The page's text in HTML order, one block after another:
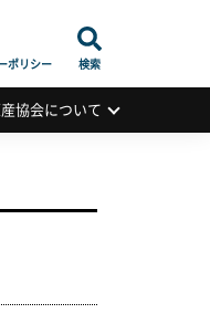
ポリシー 検索
協会について